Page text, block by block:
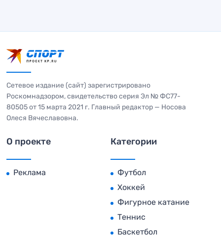
Сетевое издание (сайт) зарегистрировано
Роскомнадзором, свидетельство серия Эл № ФС77-
80505 от 15 марта 2021 г. Главный редактор — Носова
Олеся Вячеславовна.
О проекте
Реклама
Категории
Футбол
Хоккей
Фигурное катание
Теннис
Баскетбол